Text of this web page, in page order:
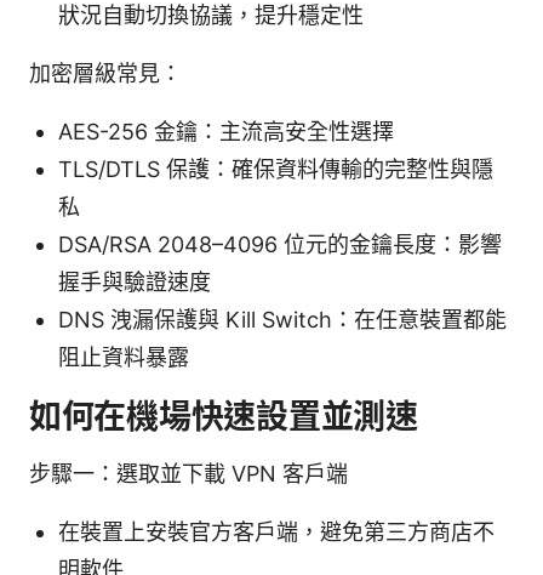
狀況自動切換協議，提升穩定性
加密層級常見：
AES-256 金鑰：主流高安全性選擇
TLS/DTLS 保護：確保資料傳輸的完整性與隱
私
DSA/RSA 2048–4096 位元的金鑰長度：影響
握手與驗證速度
DNS 洩漏保護與 Kill Switch：在任意裝置都能
阻止資料暴露
如何在機場快速設置並測速
步驟一：選取並下載 VPN 客戶端
在裝置上安裝官方客戶端，避免第三方商店不
明軟件